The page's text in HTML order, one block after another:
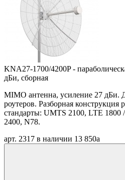
KNA27-1700/4200P -
дБи, сборная
MIMO антенна, усиление 27 дБи.
роутеров. Разборная конструкция
стандарты: UMTS 2100, LTE 1800
2400, N78.
арт. 2317 в наличии 13 850a